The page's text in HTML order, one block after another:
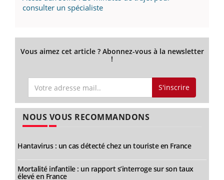
consulter un spécialiste
Vous aimez cet article ? Abonnez-vous à la newsletter
!
S'inscrire
NOUS VOUS RECOMMANDONS
Hantavirus : un cas détecté chez un touriste en France
Mortalité infantile : un rapport s’interroge sur son taux
élevé en France